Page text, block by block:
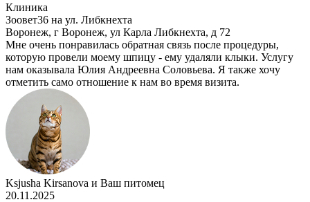
Клиника
Зоовет36 на ул. Либкнехта
Воронеж, г Воронеж, ул Карла Либкнехта, д 72
Мне очень понравилась обратная связь после процедуры,
которую провели моему шпицу - ему удаляли клыки. Услугу
нам оказывала Юлия Андреевна Соловьева. Я также хочу
отметить само отношение к нам во время визита.
Ksjusha Kirsanova и Ваш питомец
20.11.2025